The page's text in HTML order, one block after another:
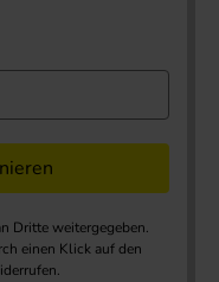
Dritte weitergegeben.
einen Klick auf den